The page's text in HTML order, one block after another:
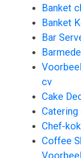
Banket
Banket
Bar
cv
Cake
Chef-
Coffee